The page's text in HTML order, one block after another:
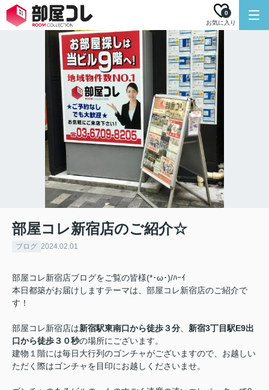
お気に入り
0
部屋コレ新宿店のご紹介☆
ブログ 2024.02.01
部屋コレ新宿店ブログをご覧の皆様(*･ω･)/ﾊｰｲ
本日都築がお届けしますテーマは、部屋コレ新宿店のご紹介で
す！
部屋コレ新宿店は新宿駅東南口から徒歩３分
新宿3丁目駅E9出
口から徒歩３０秒の場所にございます。
建物１階には毎日大行列のゴンチャがございますので、お越しい
ただく際はゴンチャを目印にお越しくださいませ。